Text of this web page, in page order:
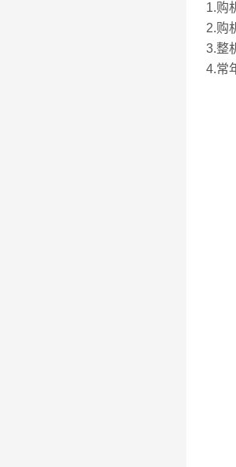
1.购
2.购
3.整
4.常